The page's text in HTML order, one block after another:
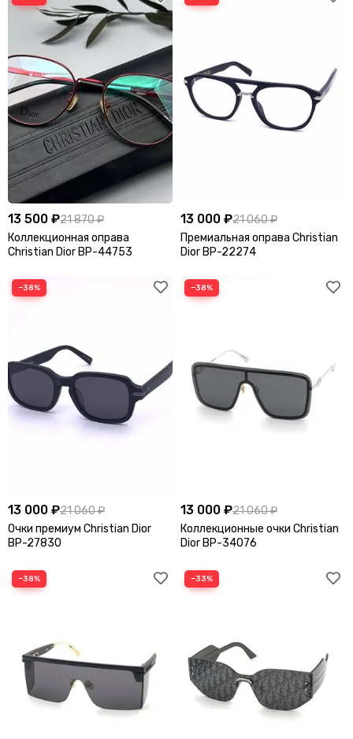
Шапки
Шляпы
13 500 ₽21 870 ₽
Коллекционная оправа
Christian Dior BP-44753
13 000 ₽21 060 ₽
Премиальная оправа Christian
Dior BP-22274
−38%
13 000 ₽21 060 ₽
Очки премиум Christian Dior
BP-27830
−38%
13 000 ₽21 060 ₽
Коллекционные очки Christian
Dior BP-34076
−38% −33%